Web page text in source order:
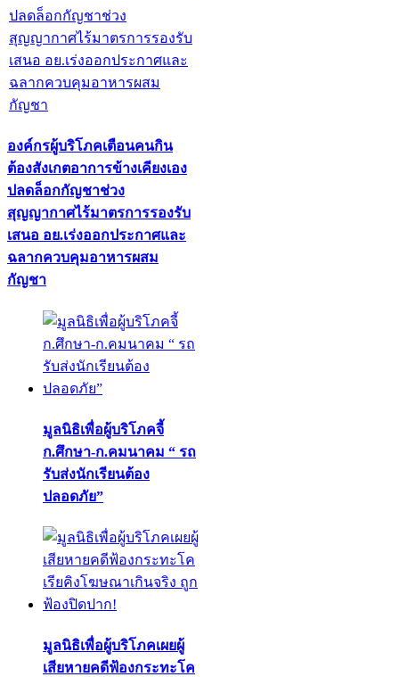
องค์กรผู้บริโภคเตือนคนกิน
ต้องสังเกตอาการข้างเคียงเอง
ปลดล็อกกัญชาช่วง
สุญญากาศไร้มาตรการรองรับ
เสนอ อย.เร่งออกประกาศและ
ฉลากควบคุมอาหารผสม
กัญชา
มูลนิธิเพื่อผู้บริโภคจี้
ก.ศึกษา-ก.คมนาคม “ รถ
รับส่งนักเรียนต้อง
ปลอดภัย”
มูลนิธิเพื่อผู้บริโภคเผยผู้
เสียหายคดีฟ้องกระทะโค